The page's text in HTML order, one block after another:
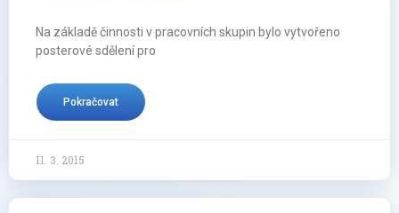
Na základě činnosti v pracovních skupin bylo vytvořeno
posterové sdělení pro
Pokračovat
11. 3. 2015